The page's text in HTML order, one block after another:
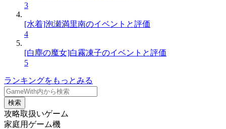
3
[水着]泡瀬満里南のイベントと評価
4
[白塵の魔女]白霧凍子のイベントと評価
5
ランキングをもっとみる
検索
攻略取扱いゲーム
家庭用ゲーム機